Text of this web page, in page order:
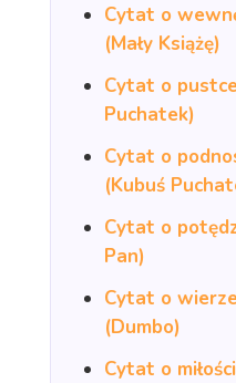
Cytat o
(Mały Książę)
Cytat o
Puchatek)
Cytat o
(Kubuś
Cytat o
Pan)
Cytat o
(Dumbo)
Cytat o